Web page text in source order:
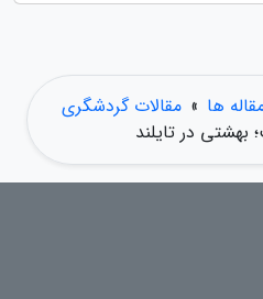
ها » مقالات گردشگری
در تایلند